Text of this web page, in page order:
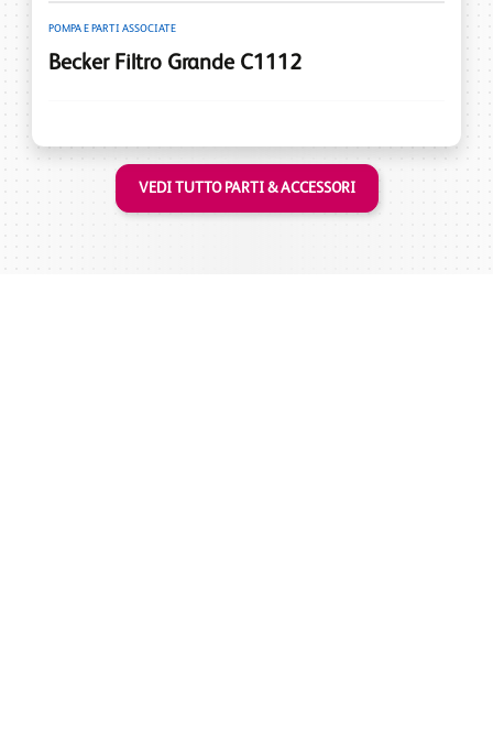
POMPA E PARTI ASSOCIATE
Becker Filtro Grande C1112
VEDI TUTTO PARTI & ACCESSORI